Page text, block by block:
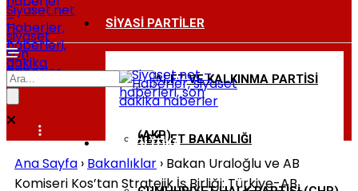
Siyaset.net
–
Haberler,
siyaset
haberleri,
son
dakika
haberler
SIYASI PARTILER
ADALET VE KALKINMA PARTISI
(AKP)
BAKANLIKLAR
ADALET BAKANLIĞI
DIŞ POLITIKA
Ana Sayfa › Bakanlıklar › Bakan Uraloğlu ve AB
Komiseri Kos’tan Stratejik İş Birliği: Türkiye-AB